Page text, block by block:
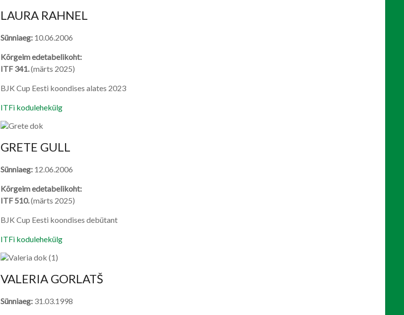
LAURA RAHNEL
Sünniaeg: 10.06.2006
Kõrgeim edetabelikoht:
ITF 341.(märts 2025)
BJK Cup Eesti koondises alates 2023
ITFi kodulehekülg
GRETE GULL
Sünniaeg: 12.06.2006
Kõrgeim edetabelikoht:
ITF 510.(märts 2025)
BJK Cup Eesti koondises debütant
ITFi kodulehekülg
VALERIA GORLATŠ
Sünniaeg: 31.03.1998